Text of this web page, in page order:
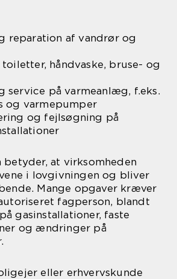
reparation af vandrør og
håndvaske, bruse- og
service på varmeanlæg, f.eks.
og varmepumper
og fejlsøgning på
betyder, at virksomheden
i lovgivningen og bliver
Mange opgaver kræver
fagperson, blandt
gasinstallationer, faste
og ændringer på
eller erhvervskunde